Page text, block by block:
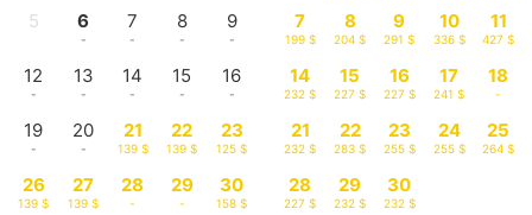
5 6
-
7
-
8
-
9
-
12
-
13
-
14
-
15
-
16
-
19
-
20
-
21
139 $
22
139 $
23
125 $
26
139 $
27
139 $
28
-
29
-
30
158 $
7
199 $
8
204 $
9
291 $
10
336 $
11
427 $
14
232 $
15
227 $
16
227 $
17
241 $
18
-
21
232 $
22
283 $
23
255 $
24
255 $
25
264 $
28
227 $
29
232 $
30
232 $